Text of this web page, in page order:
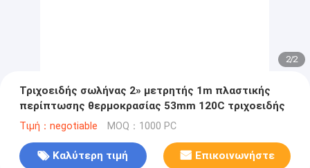
2/2
Τριχοειδής σωλήνας 2» μετρητής 1m πλαστικής
περίπτωσης θερμοκρασίας 53mm 120C τριχοειδής
Τιμή：negotiable MOQ：1000 PC
Καλύτερη τιμή Επικοινωνήστε